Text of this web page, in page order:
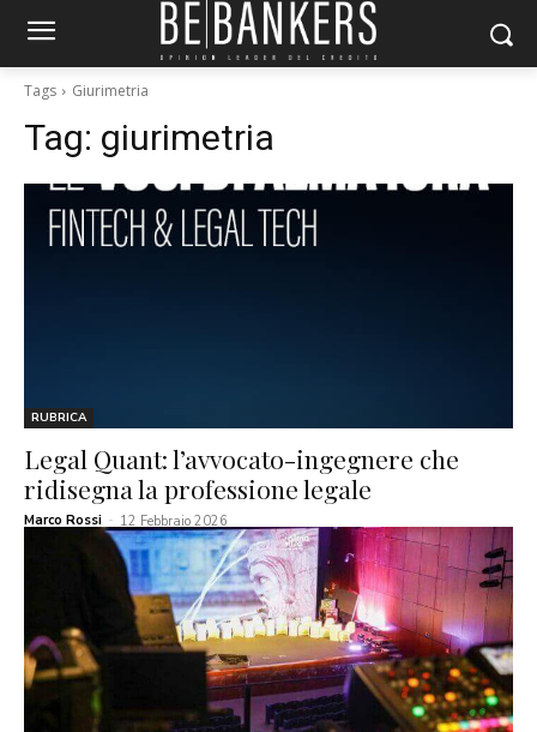
Tags Giurimetria
Tag: giurimetria
RUBRICA
Legal Quant: l’avvocato-ingegnere che
ridisegna la professione legale
Marco Rossi - 12 Febbraio 2026